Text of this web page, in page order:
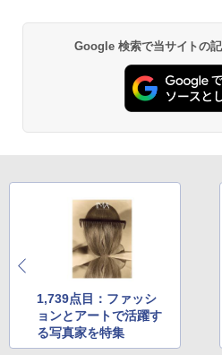
Google 検索で当サイトの
1,739点目：ファッシ
ョンとアートで活躍す
る写真家を特集